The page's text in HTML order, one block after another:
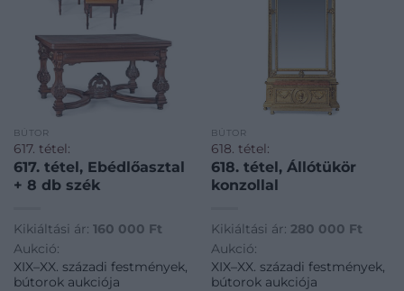
BÚTOR
617. tétel:
617. tétel, Ebédlőasztal
+ 8 db szék
Kikiáltási ár: 160 000 Ft
Aukció:
XIX–XX. századi festmények,
bútorok aukciója
BÚTOR
618. tétel:
618. tétel, Állótükör
konzollal
Kikiáltási ár: 280 000 Ft
Aukció:
XIX–XX. századi festmények,
bútorok aukciója